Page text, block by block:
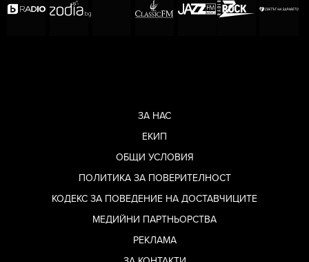
ЗА НАС
ЕКИП
ОБЩИ УСЛОВИЯ
ПОЛИТИКА ЗА ПОВЕРИТЕЛНОСТ
КОДЕКС ЗА ПОВЕДЕНИЕ НА ДОСТАВЧИЦИТЕ
МЕДИЙНИ ПАРТНЬОРСТВА
РЕКЛАМА